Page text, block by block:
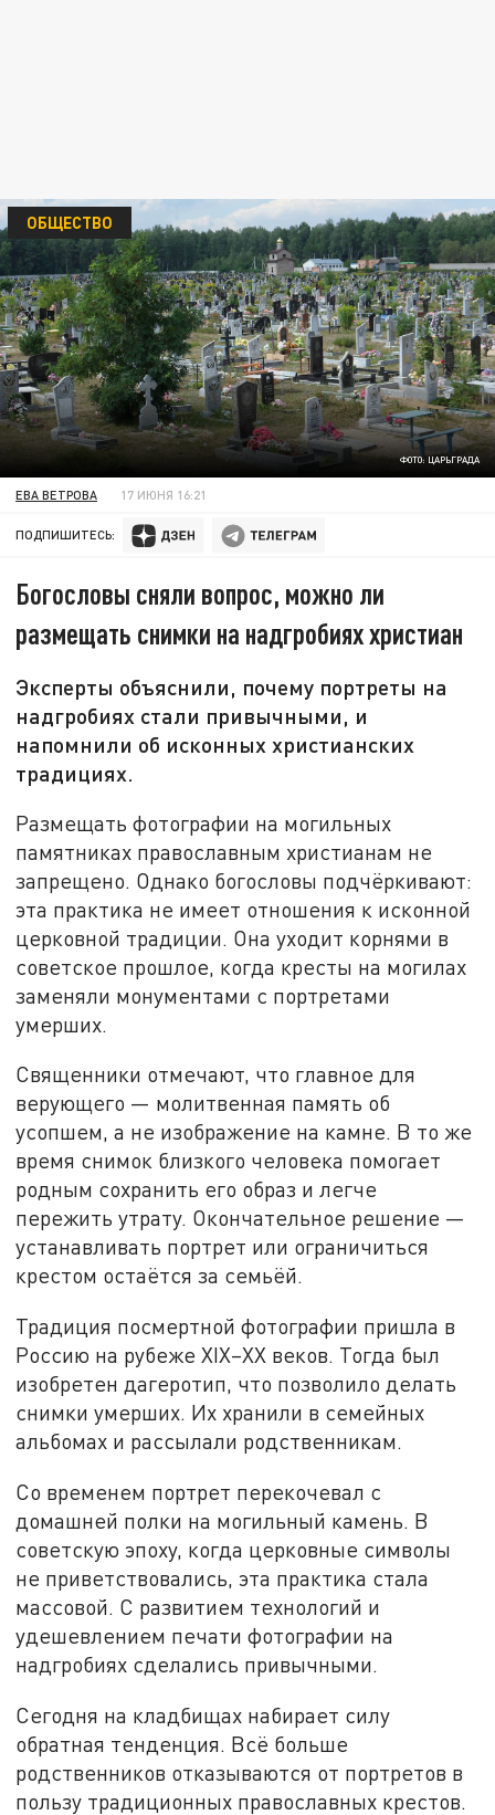
ФОТО: ЦАРЬГРАДА
ОБЩЕСТВО
ЕВА ВЕТРОВА 17 ИЮНЯ 16:21
ПОДПИШИТЕСЬ:
Богословы сняли вопрос, можно ли
размещать снимки на надгробиях христиан
Эксперты объяснили, почему портреты на
надгробиях стали привычными, и
напомнили об исконных христианских
традициях.
Размещать фотографии на могильных
памятниках православным христианам не
запрещено. Однако богословы подчёркивают:
эта практика не имеет отношения к исконной
церковной традиции. Она уходит корнями в
советское прошлое, когда кресты на могилах
заменяли монументами с портретами
умерших.
Священники отмечают, что главное для
верующего — молитвенная память об
усопшем, а не изображение на камне. В то же
время снимок близкого человека помогает
родным сохранить его образ и легче
пережить утрату. Окончательное решение —
устанавливать портрет или ограничиться
крестом остаётся за семьёй.
Традиция посмертной фотографии пришла в
Россию на рубеже XIX–XX веков. Тогда был
изобретен дагеротип, что позволило делать
снимки умерших. Их хранили в семейных
альбомах и рассылали родственникам.
Со временем портрет перекочевал с
домашней полки на могильный камень. В
советскую эпоху, когда церковные символы
не приветствовались, эта практика стала
массовой. С развитием технологий и
удешевлением печати фотографии на
надгробиях сделались привычными.
Сегодня на кладбищах набирает силу
обратная тенденция. Всё больше
родственников отказываются от портретов в
пользу традиционных православных крестов.